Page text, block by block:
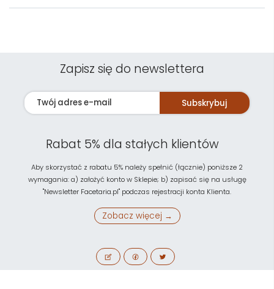
Zapisz się do newslettera
Subskrybuj
Rabat 5% dla stałych klientów
Aby skorzystać z rabatu 5% należy spełnić (łącznie) poniższe 2
wymagania: a) założyć konto w Sklepie; b) zapisać się na usługę
"Newsletter Facetaria.pl" podczas rejestracji konta Klienta.
Zobacz więcej →